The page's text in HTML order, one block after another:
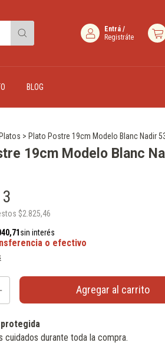
Entrá /
Registráte
BLOG
Platos > Plato Postre 19cm Modelo Blanc Nadir
19cm Modelo Blanc
$2.825,46
cuidados durante toda la compra.